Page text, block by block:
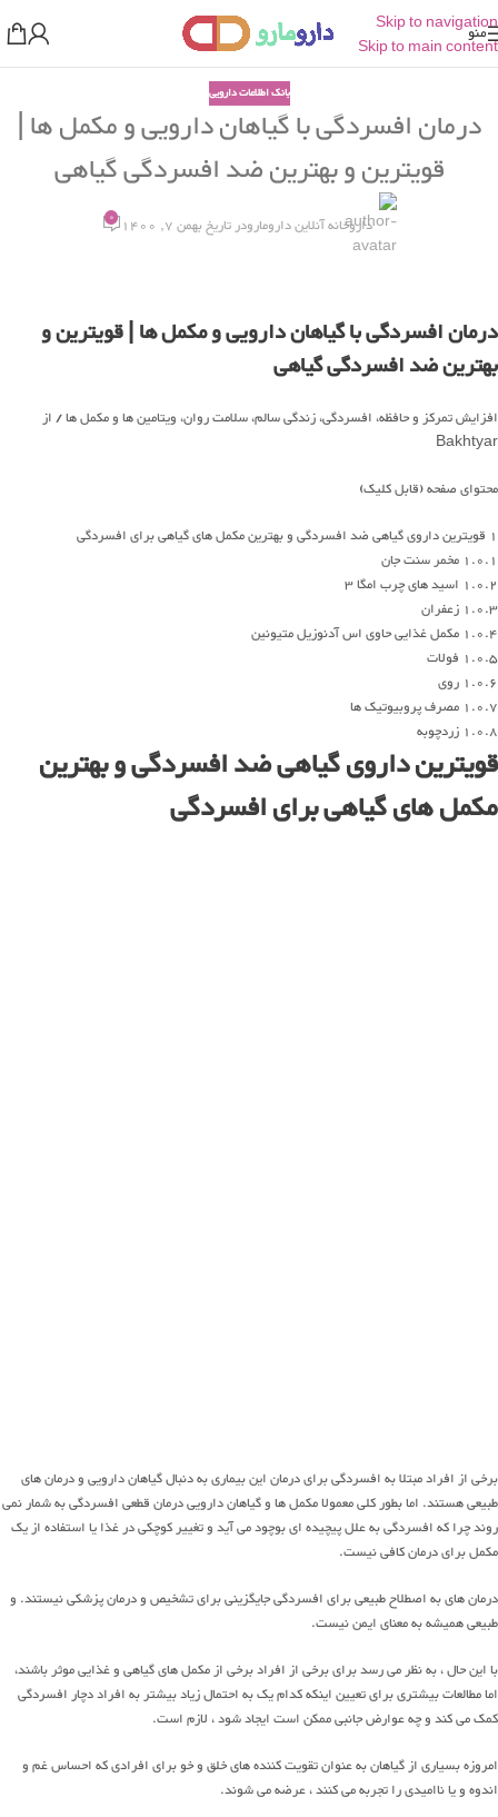
Skip to navigation
Skip to main content
منو
بانک اطلاعات دارویی
درمان افسردگی با گیاهان دارویی و مکمل ها |
قویترین و بهترین ضد افسردگی گیاهی
داروخانه آنلاین دارومارودر تاریخ بهمن 7, 1400 0
درمان افسردگی با گیاهان دارویی و مکمل ها | قویترین و
بهترین ضد افسردگی گیاهی
افزایش تمرکز و حافظه، افسردگی، زندگی سالم، سلامت روان، ویتامین ها و مکمل ها/ از
Bakhtyar
محتوای صفحه (قابل کلیک)
1 قویترین داروی گیاهی ضد افسردگی و بهترین مکمل های گیاهی برای افسردگی
1.0.1 مخمر سنت جان
1.0.2 اسید های چرب امگا 3
1.0.3 زعفران
1.0.4 مکمل غذایی حاوی اس آدنوزیل متیونین
1.0.5 فولات
1.0.6 روی
1.0.7 مصرف پروبیوتیک ها
1.0.8 زردچوبه
قویترین داروی گیاهی ضد افسردگی و بهترین
مکمل های گیاهی برای افسردگی
برخی از افراد مبتلا به افسردگی برای درمان این بیماری به دنبال گیاهان دارویی و درمان های
طبیعی هستند. اما بطور کلی معمولا مکمل ها و گیاهان دارویی درمان قطعی افسردگی به شمار نمی
روند چرا که افسردگی به علل پیچیده ای بوچود می آید و تغییر کوچکی در غذا یا استفاده از یک
مکمل برای درمان کافی نیست.
درمان های به اصطلاح طبیعی برای افسردگی جایگزینی برای تشخیص و درمان پزشکی نیستند. و
طبیعی همیشه به معنای ایمن نیست.
با این حال ، به نظر می رسد برای برخی از افراد برخی از مکمل های گیاهی و غذایی موثر باشند،
اما مطالعات بیشتری برای تعیین اینکه کدام یک به احتمال زیاد بیشتر به افراد دچار افسردگی
کمک می کند و چه عوارض جانبی ممکن است ایجاد شود ، لازم است.
امروزه بسیاری از گیاهان به عنوان تقویت کننده های خلق و خو برای افرادی که احساس غم و
اندوه و یا ناامیدی را تجربه می کنند ، عرضه می شوند.